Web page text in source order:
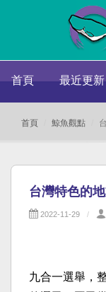
首頁 最近更新
首頁 鯨魚觀點
台灣特色的
2022-11-29
九合一選舉，